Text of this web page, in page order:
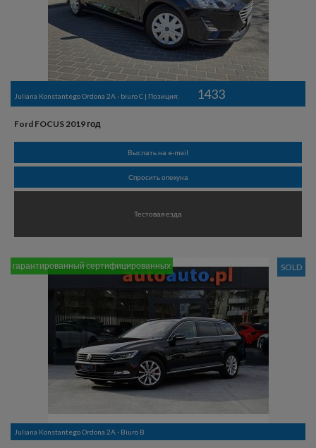
Juliana Konstantego Ordona 2A - biuro C | Позиция: 1433
Ford FOCUS 2019 год
Выслать на e-mail
Спросить опекуна
Тестовая езда
SOLD
гарантированный сертифицированных
Juliana Konstantego Ordona 2A - Biuro B